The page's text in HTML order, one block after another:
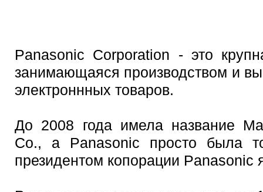
Panasonic Corporation - это
занимающаяся производством и
электроннных товаров.
До 2008 года имела название
Co., а Panasonic просто была
президентом копорации